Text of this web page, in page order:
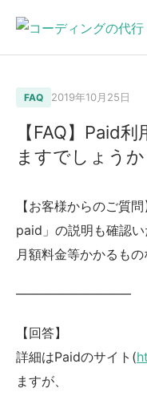
FAQ 2019年10月25日
【FAQ】Paid
ますでしょうか
【お客様からのご質問
paid」の説明も確認い
月額料金等かかるも
—————————
【回答】
詳細はPaidのサイト(
ますが、